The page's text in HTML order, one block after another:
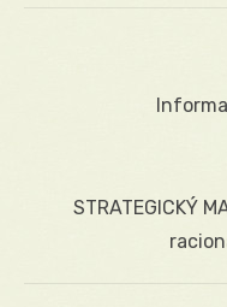
Navigácia
NextSTRATEGICKÝ